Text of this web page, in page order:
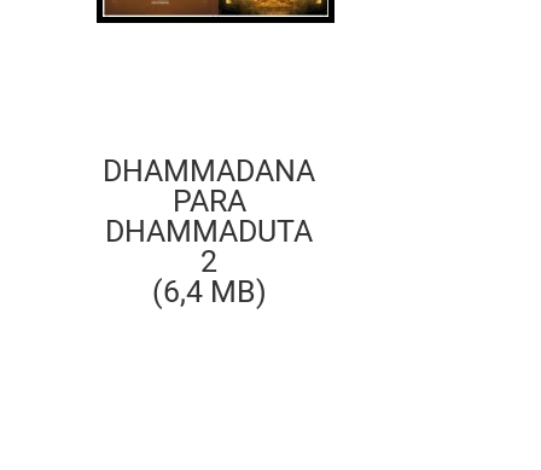
DHAMMADANA
PARA
DHAMMADUTA
2
(6,4 MB)